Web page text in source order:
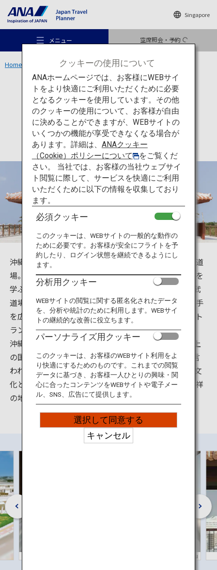
Singapore
メニュー 空席照会・予約
おすすめの旅
旅のアイデア
行き先
旅のお役立ち情報
ANA サービス
Home 沖縄エリア 沖縄空手会館
文化 沖縄
沖縄空手会館
沖縄県豊見城市豊見城にある沖縄空手会館は、空手の道
場。沖縄は空手の発祥地。沖縄空手会館は空手の神髄を
学ぶことを目的に、平成29年3月に新設されました。武
道場の利用のほか、展示室では空手の歴史や世界の空手
を広めた先人達について学ぶことができ、また、レスト
ランでは沖縄の郷土料理なども味わえます。
沖縄を発祥地として発展した空手は、今や世界180以上
の国や地域に普及し、空手愛好家は1億人を超えると言
われています。沖縄空手会館は、沖縄の空手を独自の文
化として保存・継承・発展させるとともに、「空手発祥
の地・沖縄」を国内外に発信します。
©Okinawa Convention & Visitors Bureau
クッキーの使用について
ANAホームページでは、お客様にWEBサイ
トをより快適にご利用いただくために必要
となるクッキーを使用しています。その他
のクッキーの使用について、お客様が自由
に決めることができますが、WEBサイトの
いくつかの機能が享受できなくなる場合が
あります。詳細は、 ANAクッキー
（Cookie）ポリシーについて
をご覧くだ
さい。 当社では、お客様の当社ウェブサイ
ト閲覧に際して、サービスを快適にご利用
いただくために以下の情報を収集しており
ます。
必須クッキー
このクッキーは、WEBサイトの一般的な動作の
ために必要です。お客様が安全にフライトを予
約したり、ログイン状態を継続できるようにし
ます。
分析用クッキー
WEBサイトの閲覧に関する匿名化されたデータ
を、分析や統計のために利用します。WEBサイ
トの継続的な改善に役立ちます。
パーソナライズ用クッキー
このクッキーは、お客様のWEBサイト利用をよ
り快適にするためのものです。これまでの閲覧
データに基づき、お客様一人ひとりの興味・関
心に合ったコンテンツをWEBサイトや電子メー
ル、SNS、広告にて提供します。
選択して同意する
キャンセル